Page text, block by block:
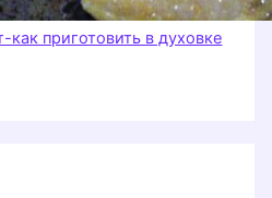
как приготовить в духовке